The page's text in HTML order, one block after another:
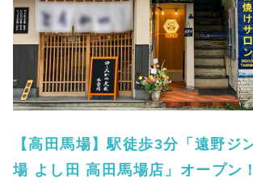
【高田馬場】駅徒歩3分「遠野ジ
場 よし田 高田馬場店」オープン！